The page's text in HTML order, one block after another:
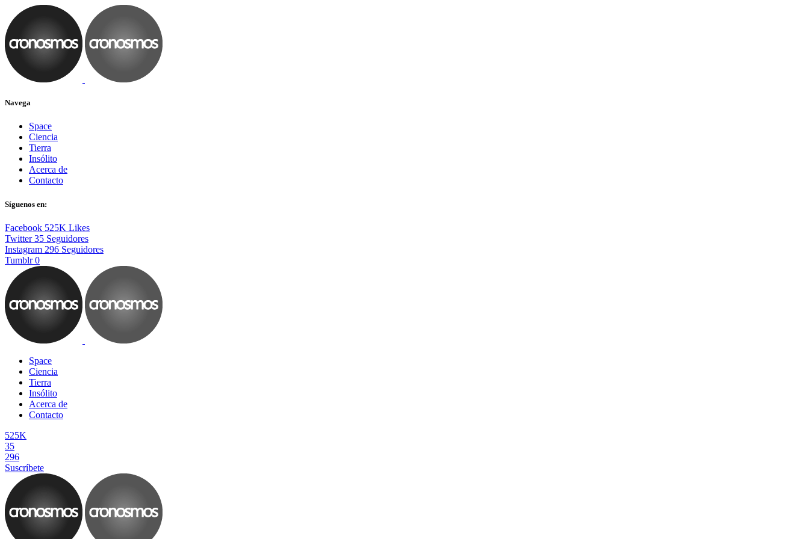
Navega
Space
Ciencia
Tierra
Insólito
Acerca de
Contacto
Síguenos en:
Facebook 525K Likes
Twitter 35 Seguidores
Instagram 296 Seguidores
Tumblr 0
Space
Ciencia
Tierra
Insólito
Acerca de
Contacto
525K
35
296
Suscríbete